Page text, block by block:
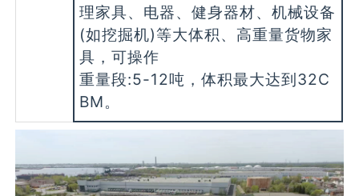
理家具、电器、健身器材、机械设备
(如挖掘机)等大体积、高重量货物家
具，可操作
重量段:5-12吨，体积最大达到32C
BM。